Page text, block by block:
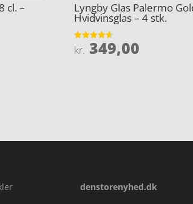
cl. – Lyngby Glas Palermo
Hvidvinsglas – 4 stk.
Vurderet
4.6
kr. 349,00
denstorenyhed.dk